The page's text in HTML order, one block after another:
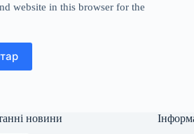
website in this browser for the
новини